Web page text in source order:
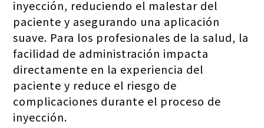
inyección, reduciendo el malestar del
paciente y asegurando una aplicación
suave. Para los profesionales de la salud, la
facilidad de administración impacta
directamente en la experiencia del
paciente y reduce el riesgo de
complicaciones durante el proceso de
inyección.